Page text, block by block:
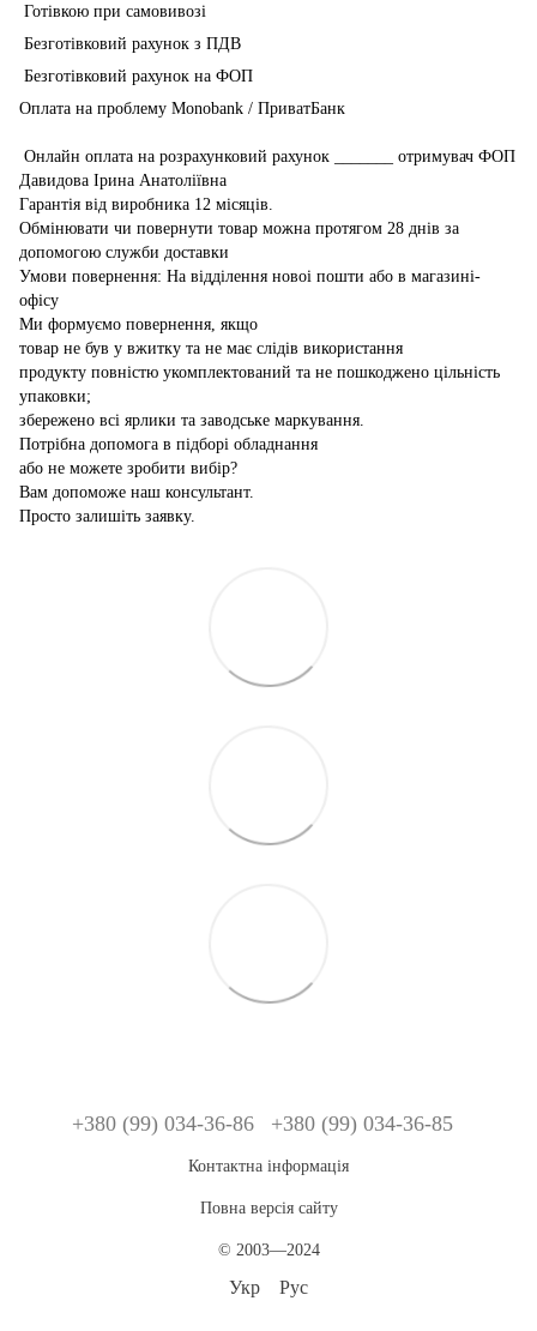
Готівкою при самовивозі
Безготівковий рахунок з ПДВ
Безготівковий рахунок на ФОП
Оплата на проблему Monobank / ПриватБанк
Онлайн оплата на розрахунковий рахунок _______ отримувач ФОП
Давидова Ірина Анатоліївна
Гарантія від виробника 12 місяців.
Обмінювати чи повернути товар можна протягом 28 днів за
допомогою служби доставки
Умови повернення: На відділення новоі пошти або в магазині-
офісу
Ми формуємо повернення, якщо
товар не був у вжитку та не має слідів використання
продукту повністю укомплектований та не пошкоджено цільність
упаковки;
збережено всі ярлики та заводське маркування.
Потрібна допомога в підборі обладнання
або не можете зробити вибір?
Вам допоможе наш консультант.
Просто залишіть заявку.
+380 (99) 034-36-86 +380 (99) 034-36-85
Контактна інформація
Повна версія сайту
© 2003—2024
Укр Рус